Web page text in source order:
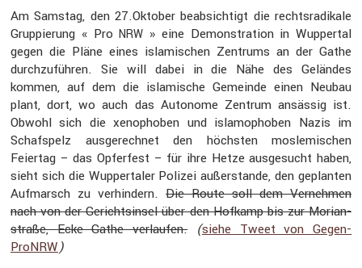
Am Samstag, den 27.Oktober beabsich­tigt die rechts­ra­di­kale
Gruppie­rung « ProNRW » eine Demons­tra­tion in Wuppertal
gegen die Pläne eines islami­schen Zentrums an der Gathe
durch­zu­führen. Sie will dabei in die Nähe des Geländes
kommen, auf dem die islami­sche Gemeinde einen Neubau
plant, dort, wo auch das Autonome Zentrum ansässig ist.
Obwohl sich die xenophoben und islamo­phoben Nazis im
Schafs­pelz ausge­rechnet den höchsten mosle­mi­schen
Feiertag – das Opfer­fest – für ihre Hetze ausge­sucht haben,
sieht sich die Wupper­taler Polizei außer­stande, den geplanten
Aufmarsch zu verhin­dern. Die Route soll dem Vernehmen
nach von der Gerichts­insel über den Hofkamp bis zur Morian­
straße, Ecke Gathe verlaufen. (siehe Tweet von Gegen­
ProNRW)